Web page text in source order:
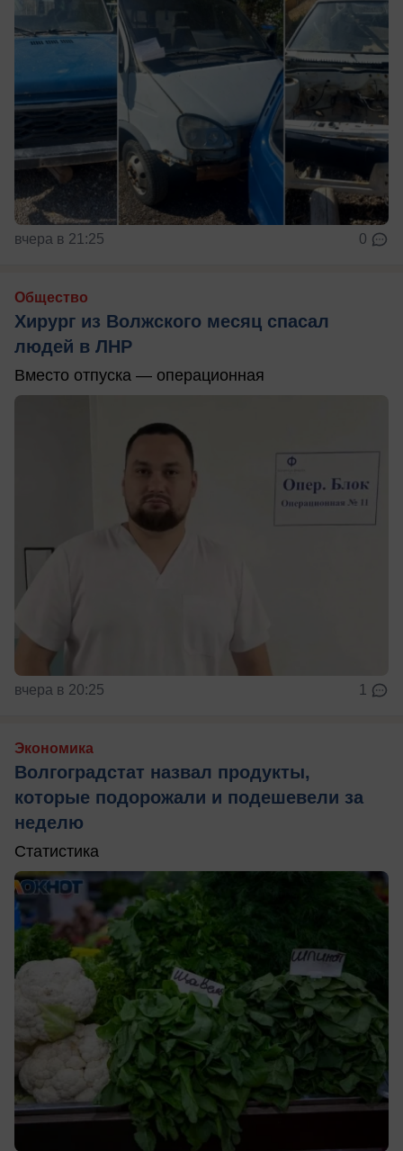
вчера в 21:25 0
Общество
Хирург из Волжского месяц спасал
людей в ЛНР
Вместо отпуска — операционная
вчера в 20:25 1
Экономика
Волгоградстат назвал продукты,
которые подорожали и подешевели за
неделю
Статистика